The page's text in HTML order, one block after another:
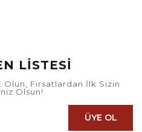
LİSTESİ
Fırsatlardan İlk Sizin
Olsun!
ÜYE OL